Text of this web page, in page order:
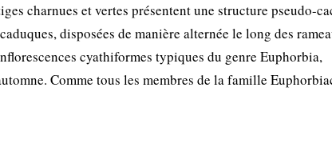
charnues et vertes présentent une structure pseudo-
disposées de manière alternée le long des
cyathiformes typiques du genre Euphorbia,
Comme tous les membres de la famille